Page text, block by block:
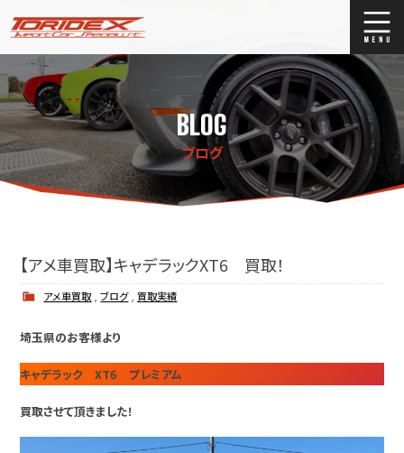
ブログ
Stock list
ストックリスト
買取
BLOG
ブログ
【アメ車買取】キャデラックXT6 買取！
アメ車買取 ,ブログ, 買取実績
埼玉県のお客様より
キャデラック XT6 プレミアム
買取させて頂きました！